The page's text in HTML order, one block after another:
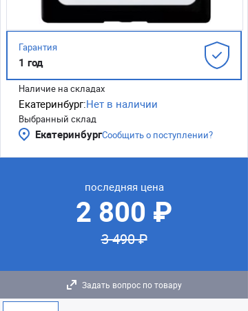
Гарантия
1 год
Наличие на складах
Екатеринбург:Нет в наличии
Выбранный склад
ЕкатеринбургСообщить о поступлении?
последняя цена
2 800 ₽
3 490 ₽
Задать вопрос по товару